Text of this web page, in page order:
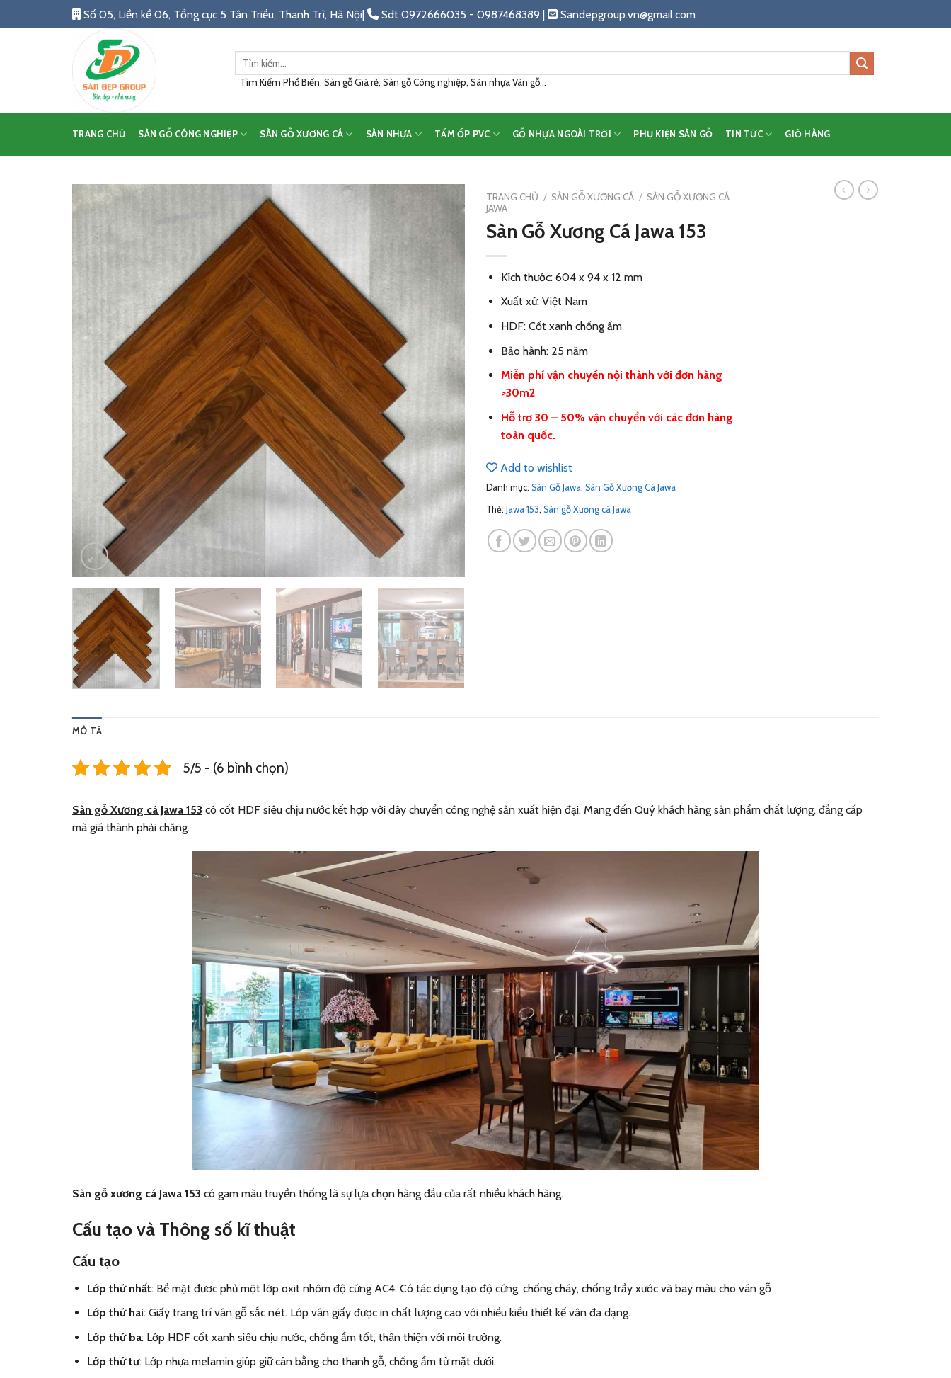
to
Số 05, Liền kề 06, Tổng cục 5 Tân Triều, Thanh Trì, Hà Nội| Sdt 0972666035 - 0987468389 | Sandepgroup.vn@gmail.com
Tìm
Tìm Kiếm Phổ Biến: Sàn gỗ Giá rẻ, Sàn gỗ Công nghiệp, Sàn nhựa Vân gỗ...
TRANG CHỦ SÀN GỖ CÔNG NGHIỆP SÀN GỖ XƯƠNG CÁ SÀN NHỰA TẤM ỐP PVC GỖ NHỰA NGOÀI TRỜI PHỤ KIỆN SÀN GỖ TIN TỨC GIỎ HÀNG
to
TRANG CHỦ / SÀN GỖ XƯƠNG CÁ / SÀN GỖ XƯƠNG CÁ
JAWA
Sàn Gỗ Xương Cá Jawa 153
Kích thước: 604 x 94 x 12 mm
Xuất xứ: Việt Nam
HDF: Cốt xanh chống ẩm
Bảo hành: 25 năm
Miễn phí vận chuyển nội thành với đơn hàng
>30m2
Hỗ trợ 30 – 50% vận chuyển với các đơn hàng
toàn quốc.
Add to wishlist
Danh mục: Sàn Gỗ Jawa, Sàn Gỗ Xương Cá Jawa
Thẻ: Jawa 153, Sàn gỗ Xương cá Jawa
MÔ TẢ
5/5 - (6 bình chọn)
Sàn gỗ Xương cá Jawa 153 có cốt HDF siêu chịu nước kết hợp với dây chuyển công nghệ sản xuất hiện đại. Mang đến Quý khách hàng sản phẩm chất lượng, đẳng cấp
mà giá thành phải chăng.
Sàn gỗ xương cá Jawa 153 có gam màu truyền thống là sự lựa chọn hàng đầu của rất nhiều khách hàng.
Cấu tạo và Thông số kĩ thuật
Cấu tạo
Lớp thứ nhất: Bề mặt đươc phủ một lớp oxit nhôm độ cứng AC4. Có tác dụng tạo độ cứng, chống cháy, chống trầy xước và bay màu cho ván gỗ
Lớp thứ hai: Giấy trang trí vân gỗ sắc nét. Lớp vân giấy được in chất lượng cao với nhiều kiểu thiết kế vân đa dạng.
Lớp thứ ba: Lớp HDF cốt xanh siêu chịu nước, chống ẩm tốt, thân thiện với môi trường.
Lớp thứ tư: Lớp nhựa melamin giúp giữ cân bằng cho thanh gỗ, chống ẩm từ mặt dưới.